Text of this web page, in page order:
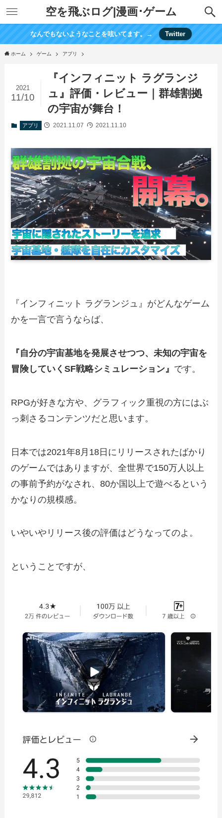
空を飛ぶログ|漫画･ゲーム
なんでもないようなことを呟いてます。→ Twitter
ホーム ゲーム アプリ
『インフィニット ラグランジ
ュ』評価・レビュー｜群雄割拠
の宇宙が舞台！
2021
11/10
アプリ 2021.11.07 2021.11.10
『インフィニット ラグランジュ』がどんなゲーム
かを一言で言うならば、
『自分の宇宙基地を発展させつつ、未知の宇宙を
冒険していくSF戦略シミュレーション』 です。
RPGが好きな方や、グラフィック重視の方にはぶ
っ刺さるコンテンツだと思います。
日本では2021年8月18日にリリースされたばかり
のゲームではありますが、全世界で150万人以上
の事前予約がなされ、80か国以上で遊べるという
かなりの規模感。
いやいやリリース後の評価はどうなってのよ。
ということですが、